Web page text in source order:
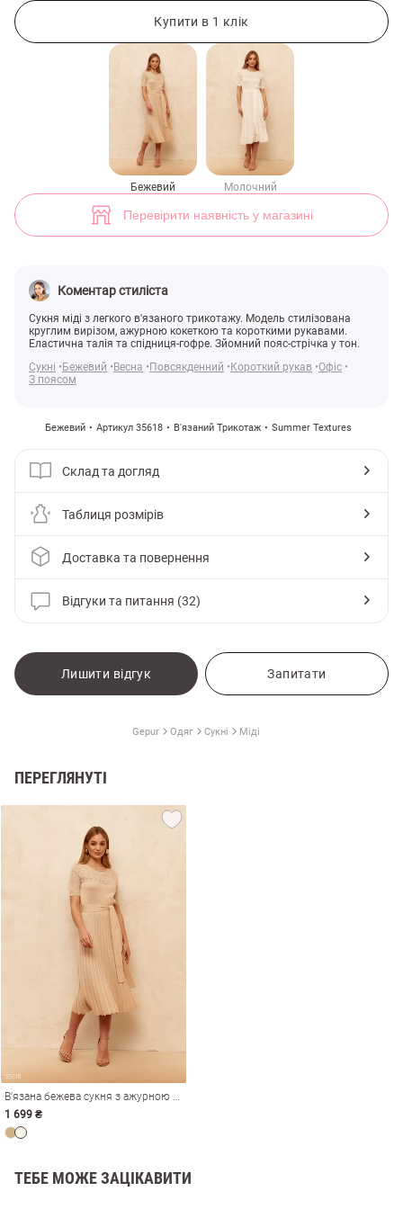
Купити в 1 клік
Бежевий Молочний
Перевірити наявність у магазині
Коментар стиліста
Сукня міді з легкого в'язаного трикотажу. Модель стилізована
круглим вирізом, ажурною кокеткою та короткими рукавами.
Еластична талія та спідниця-гофре. Зйомний пояс-стрічка у тон.
Сукні
Бежевий Весна Повсякденний Короткий рукав Офіс
З поясом
Бежевий Артикул 35618 В'язаний Трикотаж Summer Textures
Склад та догляд
Таблиця розмірів
Доставка та повернення
Відгуки та питання (32)
Лишити відгук Запитати
Gepur Одяг Сукні Міді
ПЕРЕГЛЯНУТІ
В'язана бежева сукня з ажурною кокеткою
1 699 ₴
ТЕБЕ МОЖЕ ЗАЦІКАВИТИ
В'язана бежева сукня з ажурною кокеткою (арт. 35618) ♡ інтернет-